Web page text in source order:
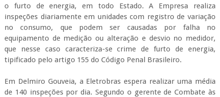
o furto de energia, em todo Estado. A Empresa realiza
inspeções diariamente em unidades com registro de variação
no consumo, que podem ser causadas por falha no
equipamento de medição ou alteração e desvio no medidor,
que nesse caso caracteriza-se crime de furto de energia,
tipificado pelo artigo 155 do Código Penal Brasileiro.
Em Delmiro Gouveia, a Eletrobras espera realizar uma média
de 140 inspeções por dia. Segundo o gerente de Combate às